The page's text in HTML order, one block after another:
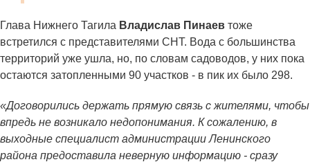
Глава Нижнего Тагила Владислав Пинаев тоже
встретился с представителями СНТ. Вода с большинства
территорий уже ушла, но, по словам садоводов, у них пока
остаются затопленными 90 участков - в пик их было 298.
«Договорились держать прямую связь с жителями, чтобы
впредь не возникало недопонимания. К сожалению, в
выходные специалист администрации Ленинского
района предоставила неверную информацию - сразу